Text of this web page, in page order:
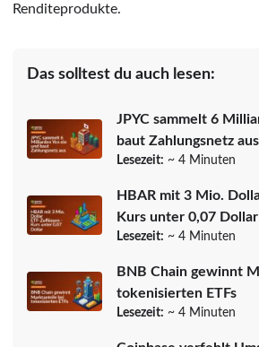
Renditeprodukte.
Das solltest du auch lesen:
JPYC sammelt 6
baut Zahlungsnetz aus
Lesezeit: ~ 4 Minuten
HBAR mit 3 Mio.
Kurs unter 0,07 Dollar
Lesezeit: ~ 4 Minuten
BNB Chain gewinnt
tokenisierten ETFs
Lesezeit: ~ 4 Minuten